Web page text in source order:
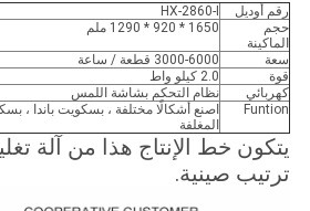
رقم أوديل
HX-2860-I
حجم
الماكينة
1650 * 920 * 1290 ملم
سعة
3000-6000 قطعة / ساعة
قوة
2.0 كيلو واط
كهربائي
نظام التحكم بشاشة اللمس
Funtion
اصنع أشكالًا مختلفة ، بسكويت باندا ،
المغلفة
يتكون خط الإنتاج هذا من آلة
ترتيب صينية.